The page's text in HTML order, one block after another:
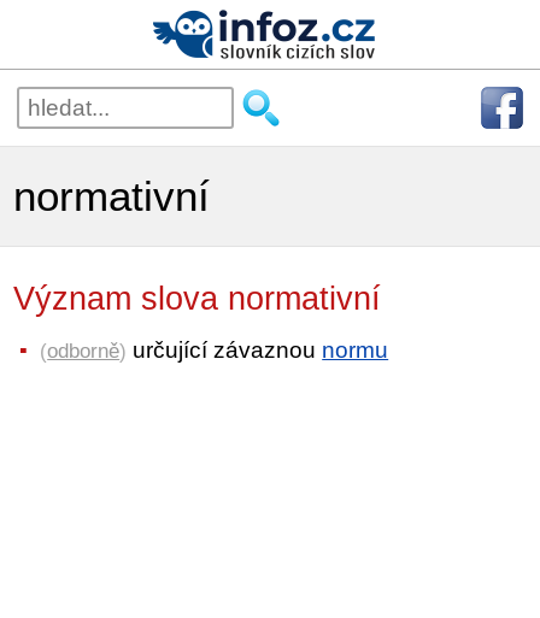
normativní
Význam slova normativní
(odborně) určující závaznou normu